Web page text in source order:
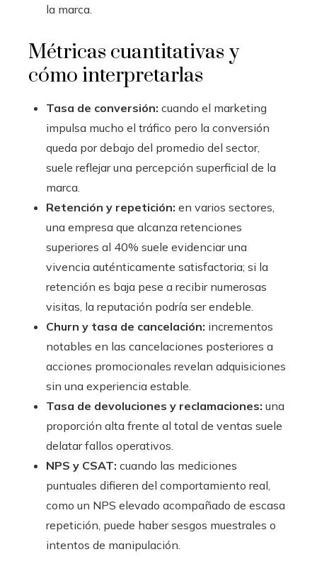
la marca.
Métricas cuantitativas y
cómo interpretarlas
Tasa de conversión: cuando el marketing
impulsa mucho el tráfico pero la conversión
queda por debajo del promedio del sector,
suele reflejar una percepción superficial de la
marca.
Retención y repetición: en varios sectores,
una empresa que alcanza retenciones
superiores al 40% suele evidenciar una
vivencia auténticamente satisfactoria; si la
retención es baja pese a recibir numerosas
visitas, la reputación podría ser endeble.
Churn y tasa de cancelación: incrementos
notables en las cancelaciones posteriores a
acciones promocionales revelan adquisiciones
sin una experiencia estable.
Tasa de devoluciones y reclamaciones: una
proporción alta frente al total de ventas suele
delatar fallos operativos.
NPS y CSAT: cuando las mediciones
puntuales difieren del comportamiento real,
como un NPS elevado acompañado de escasa
repetición, puede haber sesgos muestrales o
intentos de manipulación.